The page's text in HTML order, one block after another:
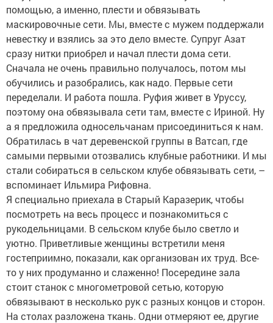
помощью, а именно, плести и обвязывать
маскировочные сети. Мы, вместе с мужем поддержали
невестку и взялись за это дело вместе. Супруг Азат
сразу нитки приобрел и начал плести дома сети.
Сначала не очень правильно получалось, потом мы
обучились и разобрались, как надо. Первые сети
переделали. И работа пошла. Руфия живет в Уруссу,
поэтому она обвязывала сети там, вместе с Ириной. Ну
а я предложила односельчанам присоединиться к нам.
Обратилась в чат деревенской группы в Ватсап, где
самыми первыми отозвались клубные работники. И мы
стали собираться в сельском клубе обвязывать сети, –
вспоминает Ильмира Рифовна.
Я специально приехала в Старый Каразерик, чтобы
посмотреть на весь процесс и познакомиться с
рукодельницами. В сельском клубе было светло и
уютно. Приветливые женщины встретили меня
гостеприимно, показали, как организован их труд. Все-
то у них продуманно и слаженно! Посередине зала
стоит станок с многометровой сетью, которую
обвязывают в несколько рук с разных концов и сторон.
На столах разложена ткань. Одни отмеряют ее, другие